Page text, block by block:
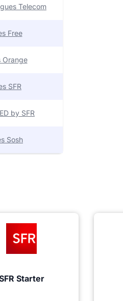
Telecom
Free
Orange
SFR
by SFR
Sosh
Starter